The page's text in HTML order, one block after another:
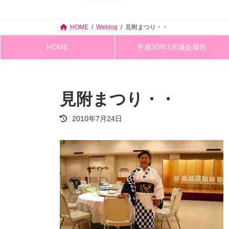
HOME Weblog 見附まつり・・
HOME 平成30年3月議会報告
見附まつり・・
最
新
日
時
:
2010年7月24日